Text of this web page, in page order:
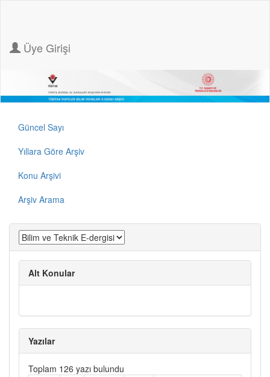
Üye Girişi
Güncel Sayı
Yıllara Göre Arşiv
Konu Arşivi
Arşiv Arama
Alt Konular
Yazılar
Toplam 126 yazı bulundu